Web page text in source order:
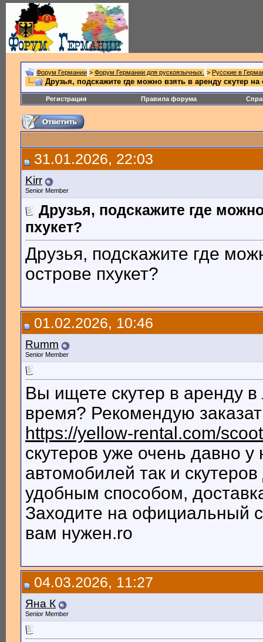
Форум Германии > Форум Германии для рускоязычных. > Русские в
Друзья, подскажите где можно взять в аренду скутер на
Регистрация Правила форума
31.01.2026, 22:03
Kirr
Senior Member
Друзья, подскажите где
пхукет?
Друзья, подскажите где
острове пхукет?
01.02.2026, 10:46
Rumm
Senior Member
Вы ищете скутер в аренду
время? Рекомендую
https://yellow-rental.com/
скутеров уже очень давно
автомобилей так и
удобным способом,
Заходите на официальный
вам нужен.ro
04.03.2026, 11:27
Яна К
Senior Member